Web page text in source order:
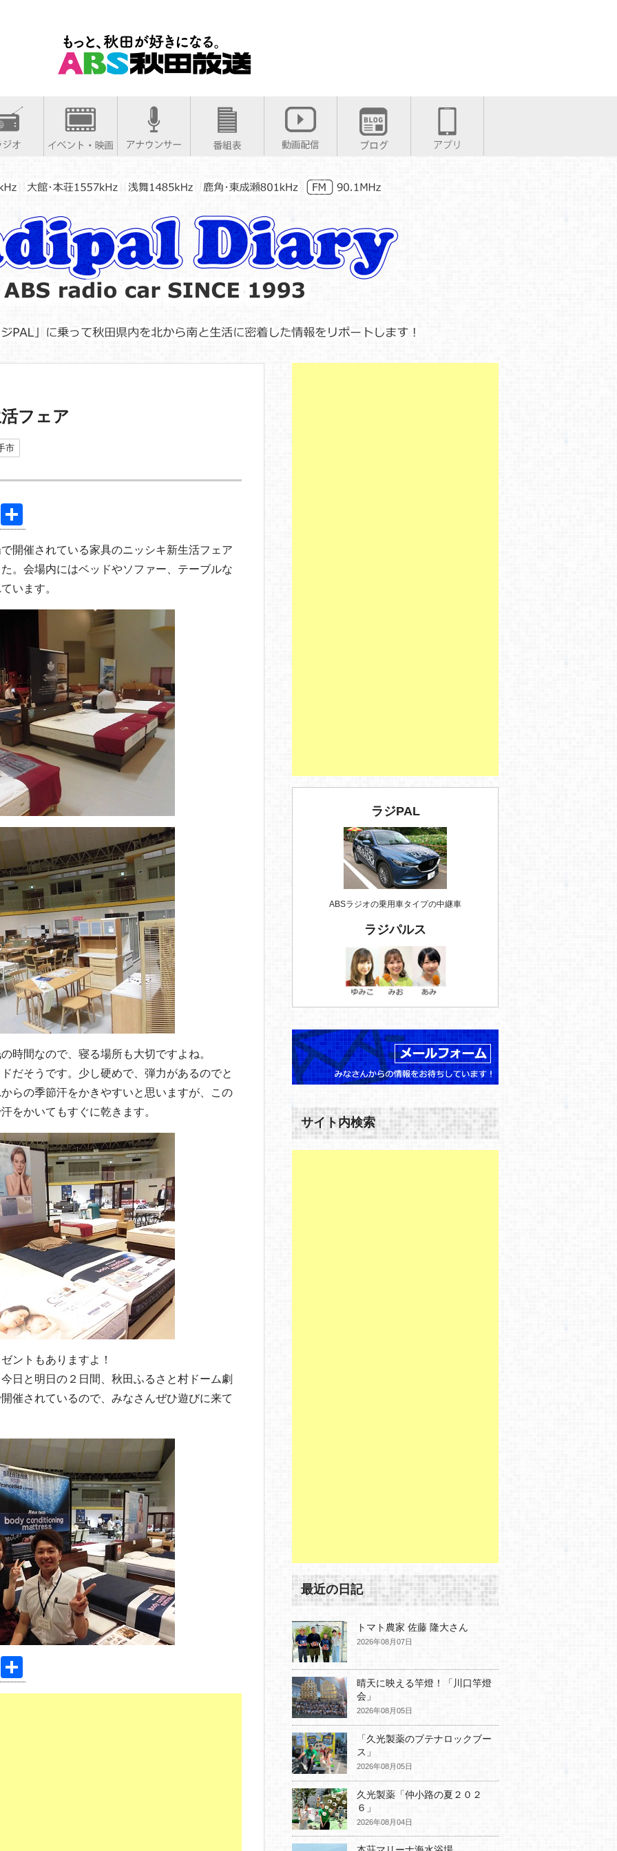
フェア
市
Pi
有
開催されている家具のニッシキ新生活フェア
。会場内にはベッドやソファー、テーブルな
います。
時間なので、寝る場所も大切ですよね。
だそうです。少し硬めで、弾力があるのでと
らの季節汗をかきやすいと思いますが、この
をかいてもすぐに乾きます。
ントもありますよ！
日と明日の２日間、秋田ふるさと村ドーム劇
催されているので、みなさんぜひ遊びに来て
Pi
有
ラジPAL
ABSラジオの乗用車タイプの中継車
ラジパルス
サイト内検索
最近の日記
トマト農家 佐藤 隆大さん
2026年08月07日
晴天に映える竿燈！「川口竿燈
会」
2026年08月05日
「久光製薬のブテナロックブー
ス」
2026年08月05日
久光製薬「仲小路の夏２０２
６」
2026年08月04日